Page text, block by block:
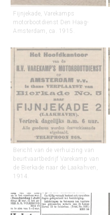
Fijnjekade, Varekamps
motorbootdienst Den Haag-
Amsterdam, ca. 1915.
Bericht van de verhuizing van
beurtvaartbedrijf Varekamp van
de Bierkade naar de Laakahven,
1914.